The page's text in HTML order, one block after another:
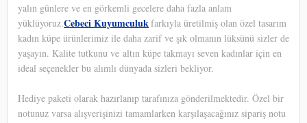
yalın günlere ve en görkemli gecelere daha fazla anlam
yüklüyoruz.Cebeci Kuyumculukfarkıyla üretilmiş olan özel tasarım
kadın küpe ürünlerimiz ile daha zarif ve şık olmanın lüksünü sizler de
yaşayın. Kalite tutkunu ve altın küpe takmayı seven kadınlar için en
ideal seçenekler bu alımlı dünyada sizleri bekliyor.
Hediye paketi olarak hazırlanıp tarafınıza gönderilmektedir. Özel bir
notunuz varsa alışverişinizi tamamlarken karşılaşacağınız sipariş notu